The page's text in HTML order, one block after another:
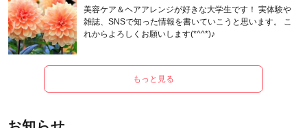
美容ケア＆ヘアアレンジが好きな大学生です！ 実体験や
雑誌、SNSで知った情報を書いていこうと思います。 こ
れからよろしくお願いします(*^^*)♪
もっと見る